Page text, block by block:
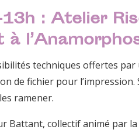
: Atelier
techniques offertes
de fichier pour l’impression.
ramener.
Battant, collectif animé par